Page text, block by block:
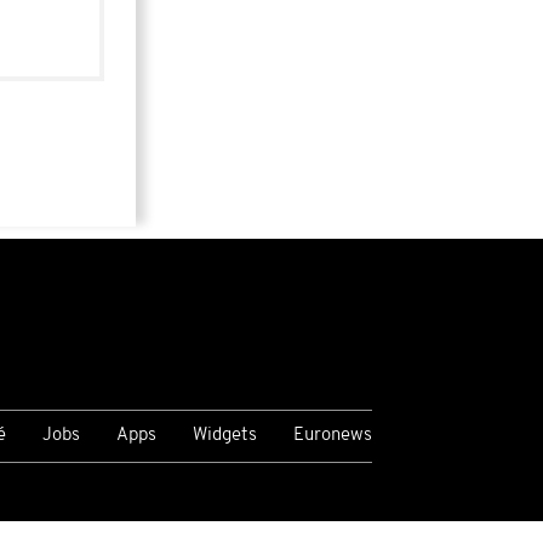
Jobs Apps Widgets Euronews